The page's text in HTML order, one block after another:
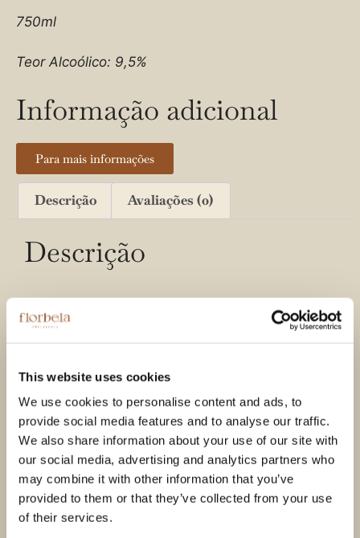
This website uses cookies
We use cookies to personalise content and ads, to
provide social media features and to analyse our traffic.
We also share information about your use of our site with
our social media, advertising and analytics partners who
may combine it with other information that you’ve
provided to them or that they’ve collected from your use
of their services.
750ml
Teor Alcoólico: 9,5%
Informação adicional
Para mais informações
Descrição Avaliações (0)
Descrição
Avaliações
Ainda não existem avaliações.
Seja o primeiro a avaliar “Icewine Inniskillin Gold
Oak Aged Vidal”
A sua classificação